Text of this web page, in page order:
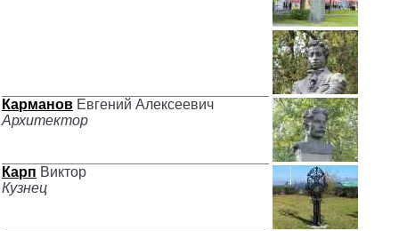
Карманов Евгений Алексеевич
Архитектор
Карп Виктор
Кузнец